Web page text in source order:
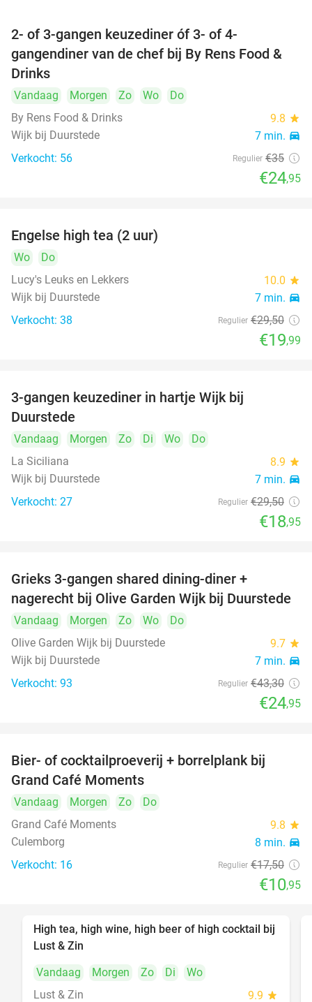
2- of 3-gangen keuzediner óf 3- of 4-
gangendiner van de chef bij By Rens Food &
Drinks
Vandaag Morgen Zo Wo
Do
By Rens Food & Drinks
9.8 star
Wijk bij Duurstede 7 min. directions_car
Verkocht: 56 Regulier €35
€24,95
Engelse high tea (2 uur)
Wo
Do
Lucy's Leuks en Lekkers
10.0 star
Wijk bij Duurstede 7 min. directions_car
Verkocht: 38 Regulier €29,50
€19,99
3-gangen keuzediner in hartje Wijk bij
Duurstede
Vandaag Morgen Zo Di Wo
Do
La Siciliana
8.9 star
Wijk bij Duurstede 7 min. directions_car
Verkocht: 27 Regulier €29,50
€18,95
Grieks 3-gangen shared dining-diner +
nagerecht bij Olive Garden Wijk bij Duurstede
Vandaag Morgen Zo Wo
Do
Olive Garden Wijk bij Duurstede
9.7 star
Wijk bij Duurstede 7 min. directions_car
Verkocht: 93 Regulier €43,30
€24,95
Bier- of cocktailproeverij + borrelplank bij
Grand Café Moments
Vandaag Morgen Zo
Do
Grand Café Moments
9.8 star
Culemborg 8 min. directions_car
Verkocht: 16 Regulier €17,50
€10,95
39%
High tea, high wine, high beer of high cocktail bij
Lust & Zin
Vandaag
Morgen Zo Di
Wo
Lust & Zin
9.9 star